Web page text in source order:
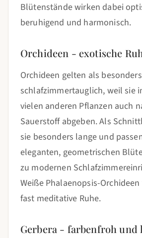
Blütenstände wirken dabei
beruhigend und harmonisch.
Orchideen - exotische
Orchideen gelten als besonders
schlafzimmertauglich, weil sie
vielen anderen Pflanzen auch
Sauerstoff abgeben. Als
sie besonders lange und
eleganten, geometrischen
zu modernen
Weiße Phalaenopsis-
fast meditative Ruhe.
Gerbera - farbenfroh